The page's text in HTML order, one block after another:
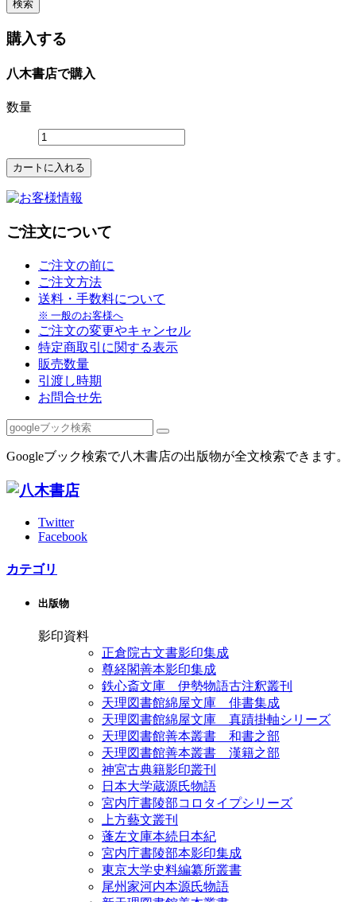
購入する
八木書店で購入
数量
ご注文について
ご注文の前に
ご注文方法
送料・手数料について
※ 一般のお客様へ
ご注文の変更やキャンセル
特定商取引に関する表示
販売数量
引渡し時期
お問合せ先
Googleブック検索で八木書店の出版物が全文検索できます。
Twitter
Facebook
カテゴリ
出版物
影印資料
正倉院古文書影印集成
尊経閣善本影印集成
鉄心斎文庫 伊勢物語古注釈叢刊
天理図書館綿屋文庫 俳書集成
天理図書館綿屋文庫 真蹟掛軸シリーズ
天理図書館善本叢書 和書之部
天理図書館善本叢書 漢籍之部
神宮古典籍影印叢刊
日本大学蔵源氏物語
宮内庁書陵部コロタイプシリーズ
上方藝文叢刊
蓬左文庫本続日本紀
宮内庁書陵部本影印集成
東京大学史料編纂所叢書
尾州家河内本源氏物語